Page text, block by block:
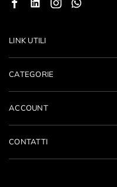
LINK UTILI
CATEGORIE
ACCOUNT
CONTATTI